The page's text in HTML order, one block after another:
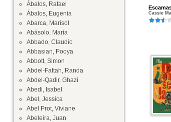
Ábalos, Rafael
Ábalos, Eugenia
Abarca, Marisol
Abásolo, María
Abbado, Claudio
Abbasian, Pooya
Abbott, Simon
Abdel-Fattah, Randa
Abdel-Qadir, Ghazi
Abedi, Isabel
Abel, Jessica
Abel Prot, Viviane
Abeleira, Juan
Cassie